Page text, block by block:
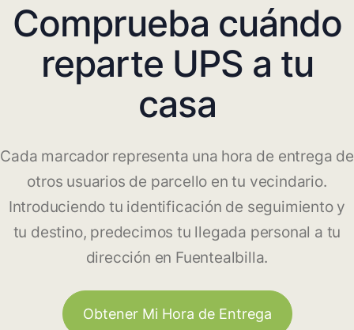
Comprueba cuándo
reparte UPS a tu
casa
Cada marcador representa una hora de entrega de
otros usuarios de parcello en tu vecindario.
Introduciendo tu identificación de seguimiento y
tu destino, predecimos tu llegada personal a tu
dirección en Fuentealbilla.
Obtener Mi Hora de Entrega